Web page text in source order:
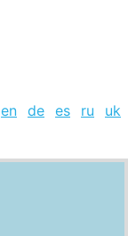
en de es ru
uk